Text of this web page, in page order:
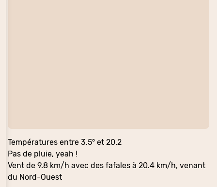
Températures entre 3.5° et 20.2
Pas de pluie, yeah !
Vent de 9.8 km/h avec des fafales à 20.4 km/h, venant
du Nord-Ouest